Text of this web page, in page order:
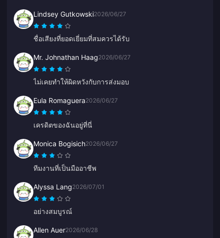
Lindsey Gutkowski2026/06/27
ชื่อเสียงที่ยอดเยี่ยมที่สมควรได้รับ
Mr. Johnathan Haag2026/06/27
ไม่เคยทำให้ผิดหวังกับการส่งมอบ
Eula Romaguera2026/06/27
เครดิตของฉันอยู่ที่นี่
Monica Bogisich2026/06/27
ทีมงานที่เป็นมืออาชีพ
Alyssa Lang2026/07/01
อย่างสมบูรณ์
Allen Auer2026/06/28